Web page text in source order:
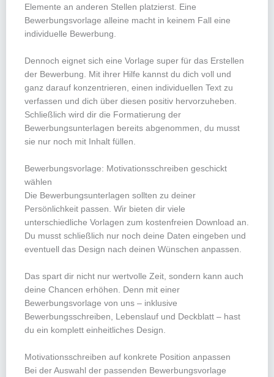
Elemente an anderen Stellen platzierst. Eine
Bewerbungsvorlage alleine macht in keinem Fall eine
individuelle Bewerbung.
Dennoch eignet sich eine Vorlage super für das Erstellen
der Bewerbung. Mit ihrer Hilfe kannst du dich voll und
ganz darauf konzentrieren, einen individuellen Text zu
verfassen und dich über diesen positiv hervorzuheben.
Schließlich wird dir die Formatierung der
Bewerbungsunterlagen bereits abgenommen, du musst
sie nur noch mit Inhalt füllen.
Bewerbungsvorlage: Motivationsschreiben geschickt
wählen
Die Bewerbungsunterlagen sollten zu deiner
Persönlichkeit passen. Wir bieten dir viele
unterschiedliche Vorlagen zum kostenfreien Download an.
Du musst schließlich nur noch deine Daten eingeben und
eventuell das Design nach deinen Wünschen anpassen.
Das spart dir nicht nur wertvolle Zeit, sondern kann auch
deine Chancen erhöhen. Denn mit einer
Bewerbungsvorlage von uns – inklusive
Bewerbungsschreiben, Lebenslauf und Deckblatt – hast
du ein komplett einheitliches Design.
Motivationsschreiben auf konkrete Position anpassen
Bei der Auswahl der passenden Bewerbungsvorlage